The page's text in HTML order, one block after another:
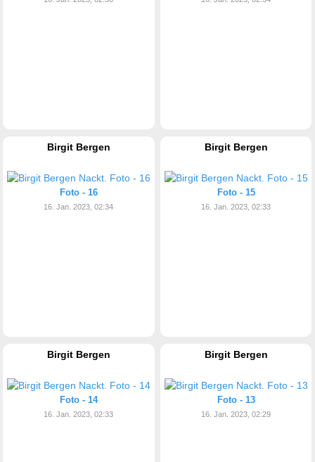
Birgit Bergen
Foto - 16
16. Jan. 2023, 02:34
Birgit Bergen
Foto - 15
16. Jan. 2023, 02:33
Birgit Bergen
Foto - 14
16. Jan. 2023, 02:33
Birgit Bergen
Foto - 13
16. Jan. 2023, 02:29